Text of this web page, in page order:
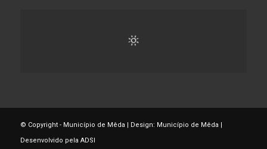
© Copyright - Município de Mêda | Design: Município de Mêda |
Desenvolvido pela ADSI